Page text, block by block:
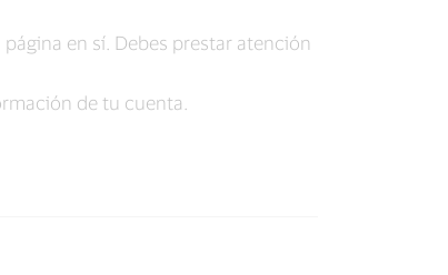
en sí. Debes prestar atención
de tu cuenta.